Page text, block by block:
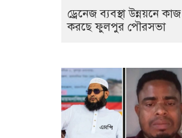
ড্রেনেজ ব্যবস্থা উন্নয়নে কাজ
করছে ফুলপুর পৌরসভা